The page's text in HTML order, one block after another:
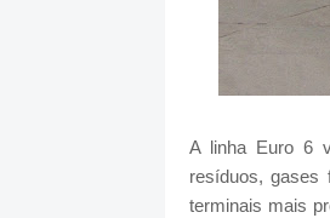
A linha Euro 6
resíduos, gases
terminais mais